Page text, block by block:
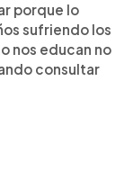
porque lo
sufriendo los
nos educan no
consultar